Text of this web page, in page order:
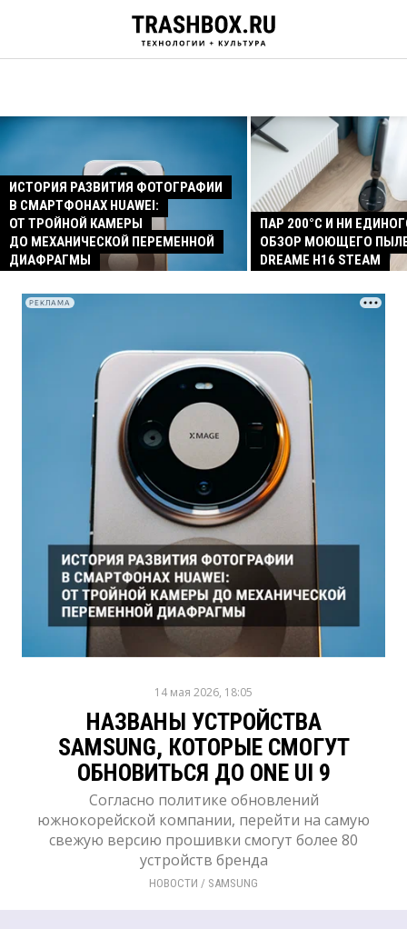
ИСТОРИЯ РАЗВИТИЯ ФОТОГРАФИИ
В СМАРТФОНАХ HUAWEI:
ОТ ТРОЙНОЙ КАМЕРЫ
ДО МЕХАНИЧЕСКОЙ ПЕРЕМЕННОЙ
ДИАФРАГМЫ
ПАР 200°C И НИ
ОБЗОР МОЮЩЕГО
DREAME H16 STEAM
РЕКЛАМА
14 мая 2026, 18:05
НАЗВАНЫ УСТРОЙСТВА
SAMSUNG, КОТОРЫЕ СМОГУТ
ОБНОВИТЬСЯ ДО ONE UI 9
Согласно политике обновлений
южнокорейской компании, перейти на самую
свежую версию прошивки смогут более 80
устройств бренда
НОВОСТИ / SAMSUNG